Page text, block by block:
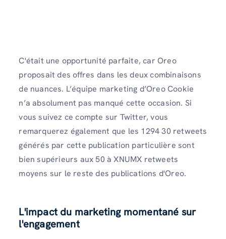
C'était une opportunité parfaite, car Oreo
proposait des offres dans les deux combinaisons
de nuances. L’équipe marketing d’Oreo Cookie
n’a absolument pas manqué cette occasion. Si
vous suivez ce compte sur Twitter, vous
remarquerez également que les 1294 30 retweets
générés par cette publication particulière sont
bien supérieurs aux 50 à XNUMX retweets
moyens sur le reste des publications d'Oreo.
L'impact du marketing momentané sur
l'engagement